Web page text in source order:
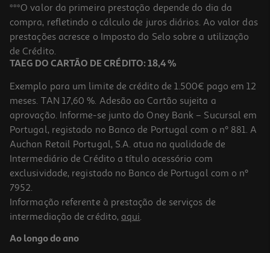
***O valor da primeira prestação depende do dia da
compra, refletindo o cálculo de juros diários. Ao valor das
prestações acresce o Imposto do Selo sobre a utilização
de Crédito.
TAEG DO CARTÃO DE CRÉDITO: 18,4 %
Exemplo para um limite de crédito de 1.500€ pago em 12
meses. TAN 17,60 %. Adesão ao Cartão sujeita a
aprovação. Informe-se junto do Oney Bank – Sucursal em
Portugal, registado no Banco de Portugal com o nº 881. A
Auchan Retail Portugal, S.A. atua na qualidade de
Intermediário de Crédito a título acessório com
exclusividade, registado no Banco de Portugal com o nº
7952.
Informação referente à prestação de serviços de
intermediação de crédito, aqui.
Ao longo do ano